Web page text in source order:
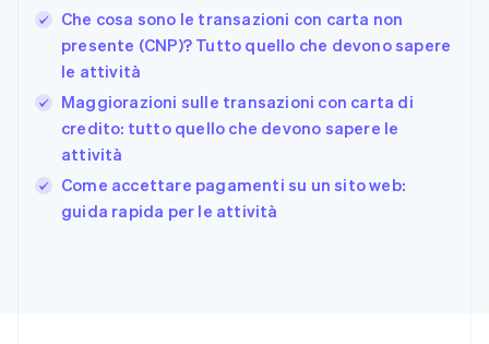
Che cosa sono le transazioni con carta non
presente (CNP)? Tutto quello che devono sapere
le attività
Maggiorazioni sulle transazioni con carta di
credito: tutto quello che devono sapere le
attività
Come accettare pagamenti su un sito web:
guida rapida per le attività
Germania
DeutschEnglish
Giappone
日本語 English
Gibilterra
English
Grecia
English
India
English